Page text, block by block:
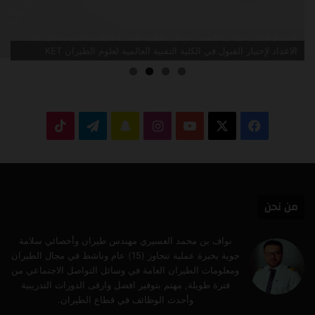
فيسبوك ‫YouTubeانستقرامسناب تيلقرام
من نحن
نواف بن محمد العسيري مهندس طيران وأخصائي سلامة
جوية بخبرة عملية تتجاوز (15) عام وناشط في مجال الطيران
ومعلومات الطيران العامة في وسائل التواصل الاجتماعي من
فترة طويلة, مهتم بتوفير افضل وارقى الدورات التدريبية
وأحدث الوظائف في قطاع الطيران.